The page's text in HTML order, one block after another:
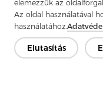
elemezzük az
Az oldal használatával
használatához.
Elutasítás
1